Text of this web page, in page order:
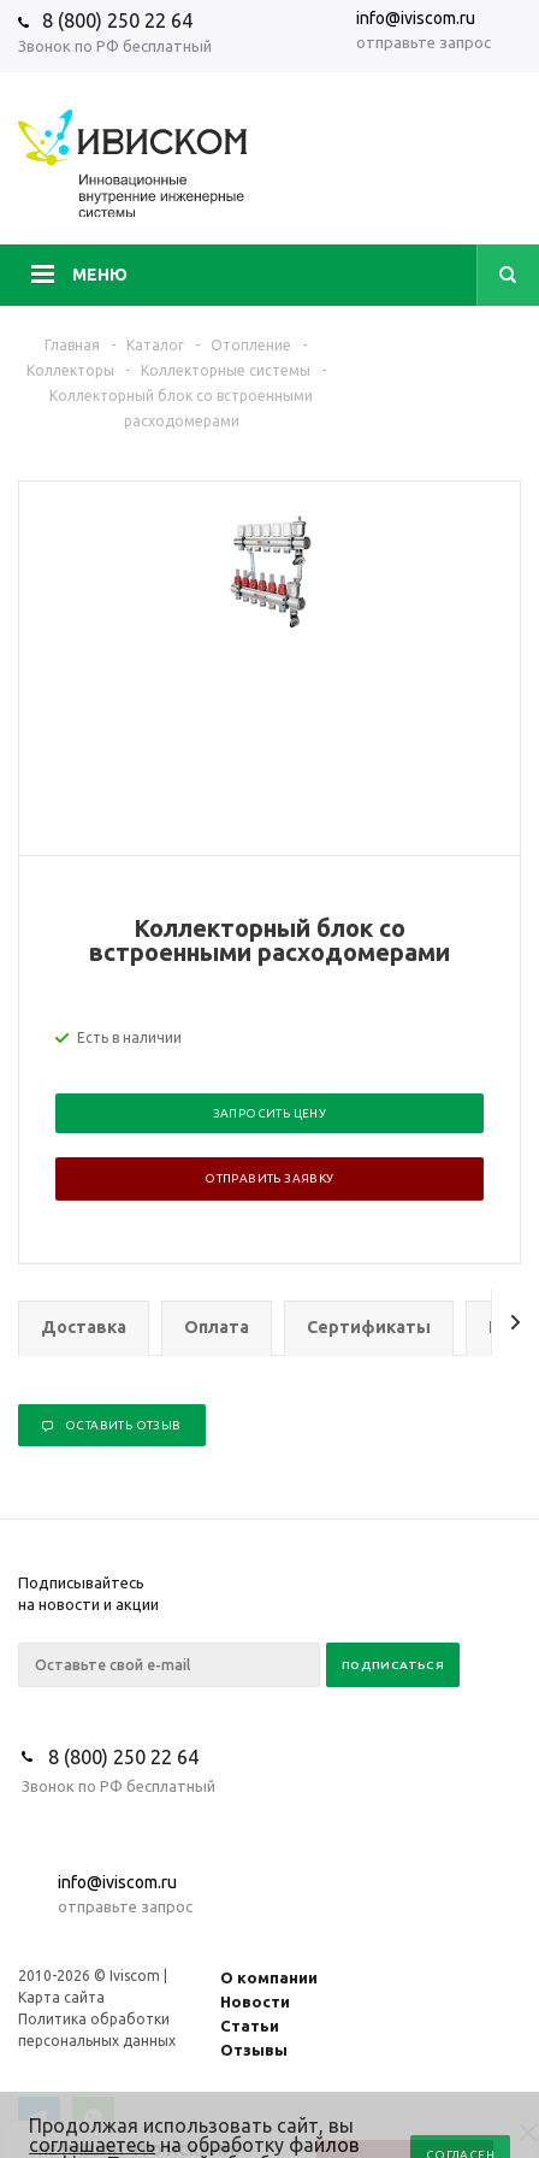
8 (800) 250 22 64
Звонок по РФ бесплатный
info@iviscom.ru
отправьте запрос
МЕНЮ
Главная - Каталог - Отопление
-
Коллекторы
- Коллекторные системы
-
Коллекторный блок со встроенными
расходомерами
Коллекторный блок со
встроенными расходомерами
Есть в наличии
ЗАПРОСИТЬ ЦЕНУ
ОТПРАВИТЬ ЗАЯВКУ
Доставка Оплата Сертификаты
ОСТАВИТЬ ОТЗЫВ
НЕ НАШЛИ ЧТО ИСКАЛИ?
Подписывайтесь
на новости и акции
8 (800) 250 22 64
Звонок по РФ бесплатный
info@iviscom.ru
отправьте запрос
2010-2026 © Iviscom |
Карта сайта
Политика обработки
персональных данных
О компании
Новости
Статьи
Отзывы
Продолжая использовать сайт, вы
соглашаетесь на обработку файлов
СОГЛАСЕН